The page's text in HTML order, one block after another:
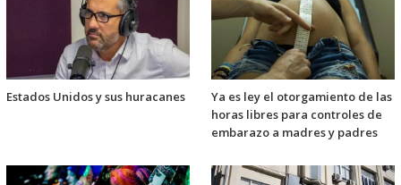
Estados Unidos y sus huracanes
Ya es ley el otorgamiento de las
horas libres para controles de
embarazo a madres y padres